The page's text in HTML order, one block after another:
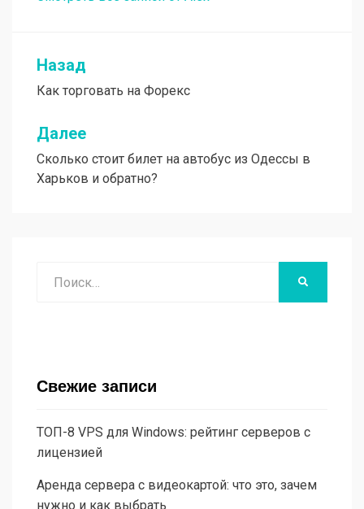
Навигация
по
записям
Назад
Как торговать на Форекс
Далее
Сколько стоит билет на автобус из Одессы в
Харьков и обратно?
Свежие записи
ТОП-8 VPS для Windows: рейтинг серверов с
лицензией
Аренда сервера с видеокартой: что это, зачем
нужно и как выбрать